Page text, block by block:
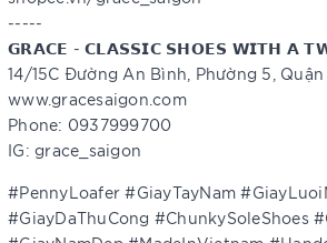
-----
𝗚𝗥𝗔𝗖𝗘 - 𝗖𝗟𝗔𝗦𝗦𝗜𝗖 𝗦𝗛𝗢𝗘𝗦 𝗪𝗜𝗧𝗛 𝗔
14/15C Đường An Bình, Phường 5, Quận
www.gracesaigon.com
Phone: 0937999700
IG: grace_saigon
#PennyLoafer #GiayTayNam
#GiayDaThuCong #ChunkySoleShoes